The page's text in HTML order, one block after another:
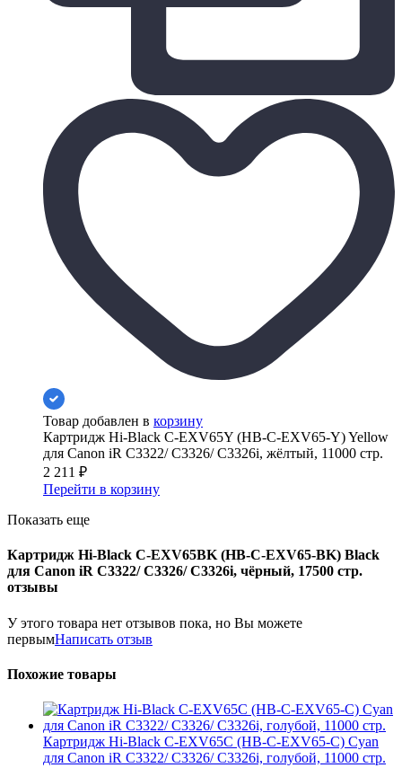
Товар добавлен в корзину
Картридж Hi-Black C-EXV65Y (HB-C-EXV65-Y) Yellow
для Canon iR C3322/ C3326/ C3326i, жёлтый, 11000 стр.
2 211 ₽
Перейти в корзину
Показать еще
Картридж Hi-Black C-EXV65BK (HB-C-EXV65-BK) Black
для Canon iR C3322/ C3326/ C3326i, чёрный, 17500 стр.
отзывы
У этого товара нет отзывов пока, но Вы можете
первымНаписать отзыв
Похожие товары
Картридж Hi-Black C-EXV65C (HB-C-EXV65-C) Cyan
для Canon iR C3322/ C3326/ C3326i, голубой, 11000 стр.